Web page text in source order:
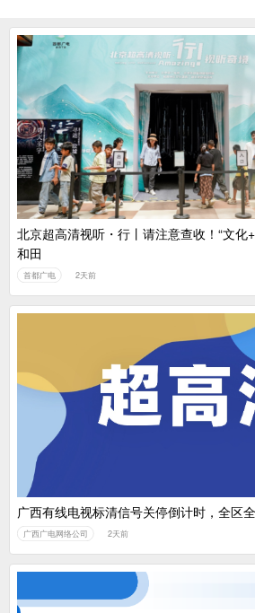
北京超高清视听・行丨请注意查收！“文化
和田
首都广电 2天前
广西有线电视标清信号关停倒计时，全区
广西广电网络公司 2天前